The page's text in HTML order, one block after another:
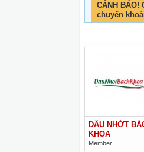
CẢNH BÁO!
chuyển
DẦU NHỚT
KHOA
Member